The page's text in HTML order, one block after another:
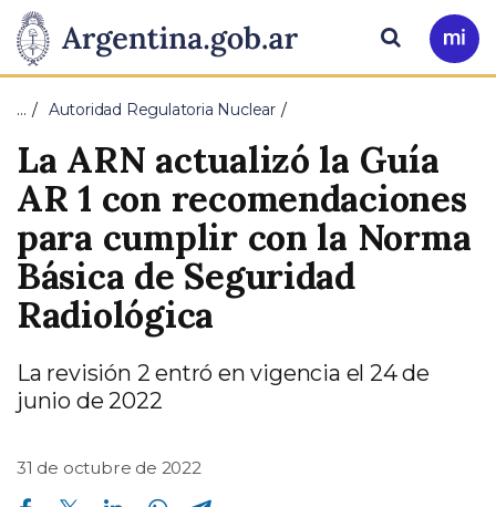
Presidencia
de
la
Nación
Pasar al contenido principal
Ir
a
Buscar
… Autoridad Regulatoria Nuclear
La ARN actualizó la Guía
AR 1 con recomendaciones
para cumplir con la Norma
Básica de Seguridad
Radiológica
La revisión 2 entró en vigencia el 24 de
junio de 2022
31 de octubre de 2022
Compartir en Facebook Compartir en Twitter Compartir en Linkedin Compartir en Whatsapp